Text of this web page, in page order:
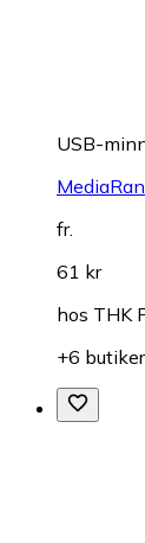
USB-
fr.
61 kr
hos THK
+6 butiker